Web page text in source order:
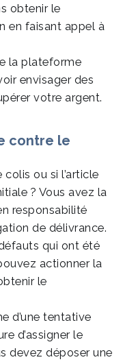
obtenir le
en faisant appel à
la plateforme
envisager des
votre argent.
contre le
ou si l’article
? Vous avez la
responsabilité
de délivrance.
qui ont été
actionner la
le
d’une tentative
d’assigner le
devez déposer une